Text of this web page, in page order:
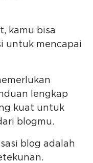
kamu bisa
untuk mencapai
lengkap
kuat untuk
blogmu.
blog adalah